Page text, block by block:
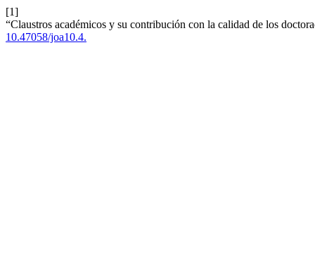
[1]
“Claustros académicos y su contribución con la calidad de los
10.47058/joa10.4.